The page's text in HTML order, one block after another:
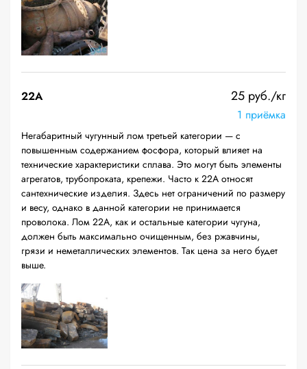
22A 25 руб./кг
1 приёмка
Негабаритный чугунный лом третьей категории — с
повышенным содержанием фосфора, который влияет на
технические характеристики сплава. Это могут быть элементы
агрегатов, трубопроката, крепежи. Часто к 22А относят
сантехнические изделия. Здесь нет ограничений по размеру
и весу, однако в данной категории не принимается
проволока. Лом 22А, как и остальные категории чугуна,
должен быть максимально очищенным, без ржавчины,
грязи и неметаллических элементов. Так цена за него будет
выше.